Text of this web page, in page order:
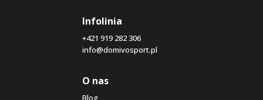
Infolinia
+421 919 282 306
info@domivosport.pl
O nas
Blog